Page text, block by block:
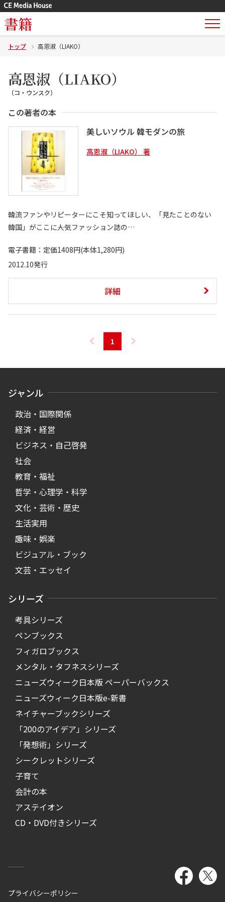
書籍
トップ 高恩淑（LIAKO）
高恩淑（LIAKO）
（コ・ウンスク）
この著者の本
美しいソウル 韓モダンの旅
高恩淑（LIAKO） 著
韓流ファンやリピーターにこそ知ってほしい、「見たことのない
韓国」がここに――人気ファッション誌の…
電子書籍：定価1408円(本体1,280円)
2012.10発行
詳細
1
ジャンル
政治・国際関係
経済・経営
ビジネス・自己啓発
社会
教育・福祉
哲学・心理学・科学
文化・芸術・歴史
生活実用
趣味・娯楽
ビジュアル・ブック
文芸・エッセイ
シリーズ
考具シリーズ
ペンブックス
フィガロブックス
メンタル・タフネスシリーズ
ニューズウィーク日本版 ペーパーバックス
ニューズウィーク日本版e-新書
ネイチャーブックシリーズ
「200のアイデア」シリーズ
「発想術」シリーズ
シークレットシリーズ
子育て
会計の本
アステイオン
CD・DVD付きシリーズ
プライバシーポリシー